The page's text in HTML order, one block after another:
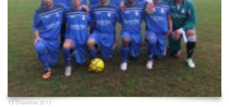
13 Dicembre 2013